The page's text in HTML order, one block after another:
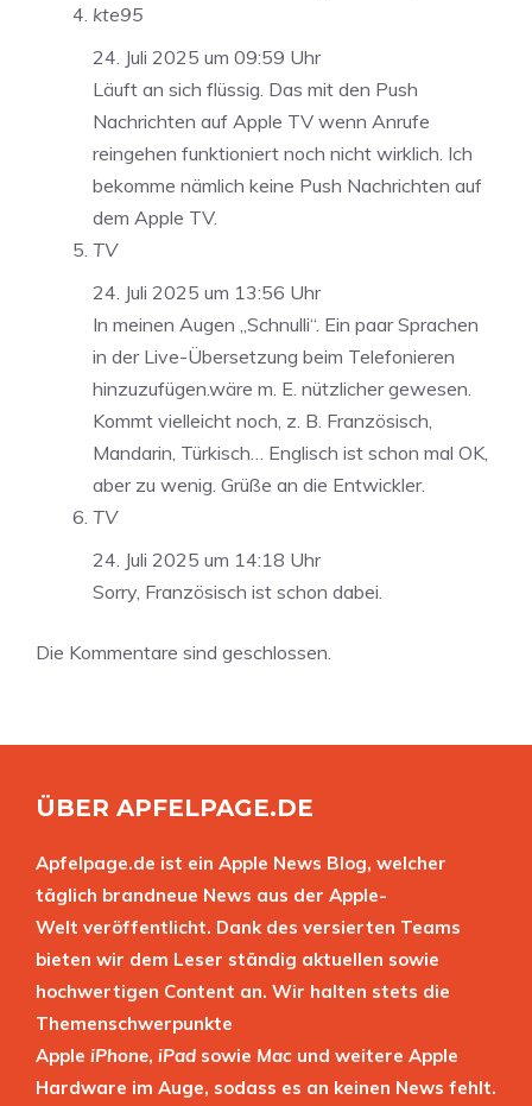
kte95
24. Juli 2025 um 09:59 Uhr
Läuft an sich flüssig. Das mit den Push
Nachrichten auf Apple TV wenn Anrufe
reingehen funktioniert noch nicht wirklich. Ich
bekomme nämlich keine Push Nachrichten auf
dem Apple TV.
TV
24. Juli 2025 um 13:56 Uhr
In meinen Augen „Schnulli“. Ein paar Sprachen
in der Live-Übersetzung beim Telefonieren
hinzuzufügen.wäre m. E. nützlicher gewesen.
Kommt vielleicht noch, z. B. Französisch,
Mandarin, Türkisch… Englisch ist schon mal OK,
aber zu wenig. Grüße an die Entwickler.
TV
24. Juli 2025 um 14:18 Uhr
Sorry, Französisch ist schon dabei.
Die Kommentare sind geschlossen.
ÜBER APFELPAGE.DE
Apfelpage.de ist ein Apple News Blog, welcher
täglich brandneue News aus der Apple-
Welt veröffentlicht. Dank des versierten Teams
bieten wir dem Leser ständig aktuellen sowie
hochwertigen Content an. Wir halten stets die
Themenschwerpunkte
Apple iPhone, iPad sowie Mac und weitere Apple
Hardware im Auge, sodass es an keinen News fehlt.